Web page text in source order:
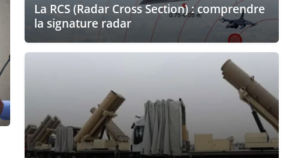
La RCS (Radar Cross Section) : comprendre
la signature radar